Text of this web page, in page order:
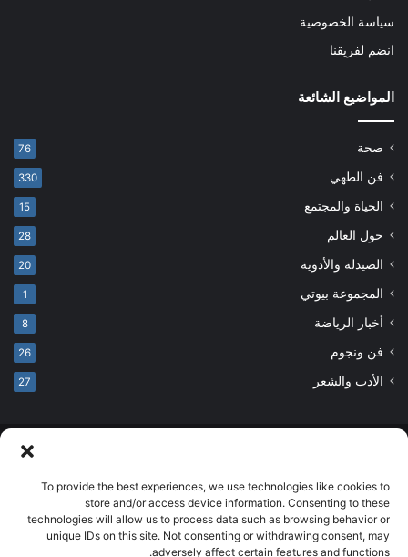
To provide the best experiences, we use technologies like cookies to
store and/or access device information. Consenting to these
technologies will allow us to process data such as browsing behavior or
unique IDs on this site. Not consenting or withdrawing consent, may
adversely affect certain features and functions.
سياسة الخصوصية
انضم لفريقنا
المواضيع الشائعة
صحة 76
فن الطهي 330
الحياة والمجتمع 15
حول العالم 28
الصيدلة والأدوية 20
المجموعة بيوتي 1
أخبار الرياضة 8
فن ونجوم 26
الأدب والشعر 27
developed by salehsounbol.com
الرئيسية
من نحن إخلاء مسؤولية اتصل بنا
سياسة الخصوصية
انضم لفريقنا